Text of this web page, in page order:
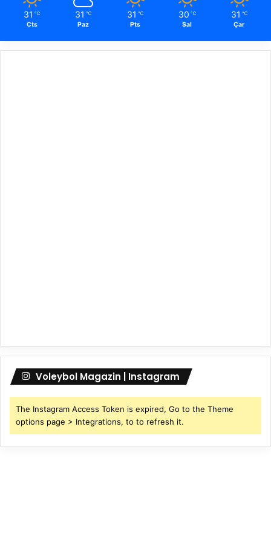
31 ℃
Cts
31 ℃
Paz
31 ℃
Pts
30 ℃
Sal
31 ℃
Çar
Voleybol Magazin | Instagram
The Instagram Access Token is expired, Go to the Theme
options page > Integrations, to to refresh it.